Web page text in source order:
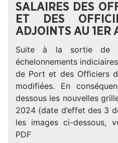
SALAIRES DES
ET DES
ADJOINTS AU 1ER
Suite à la sortie de
échelonnements
de Port et des Officiers
modifiées. En
dessous les nouvelles
2024 (date d’effet des 3
les images ci-dessous,
PDF